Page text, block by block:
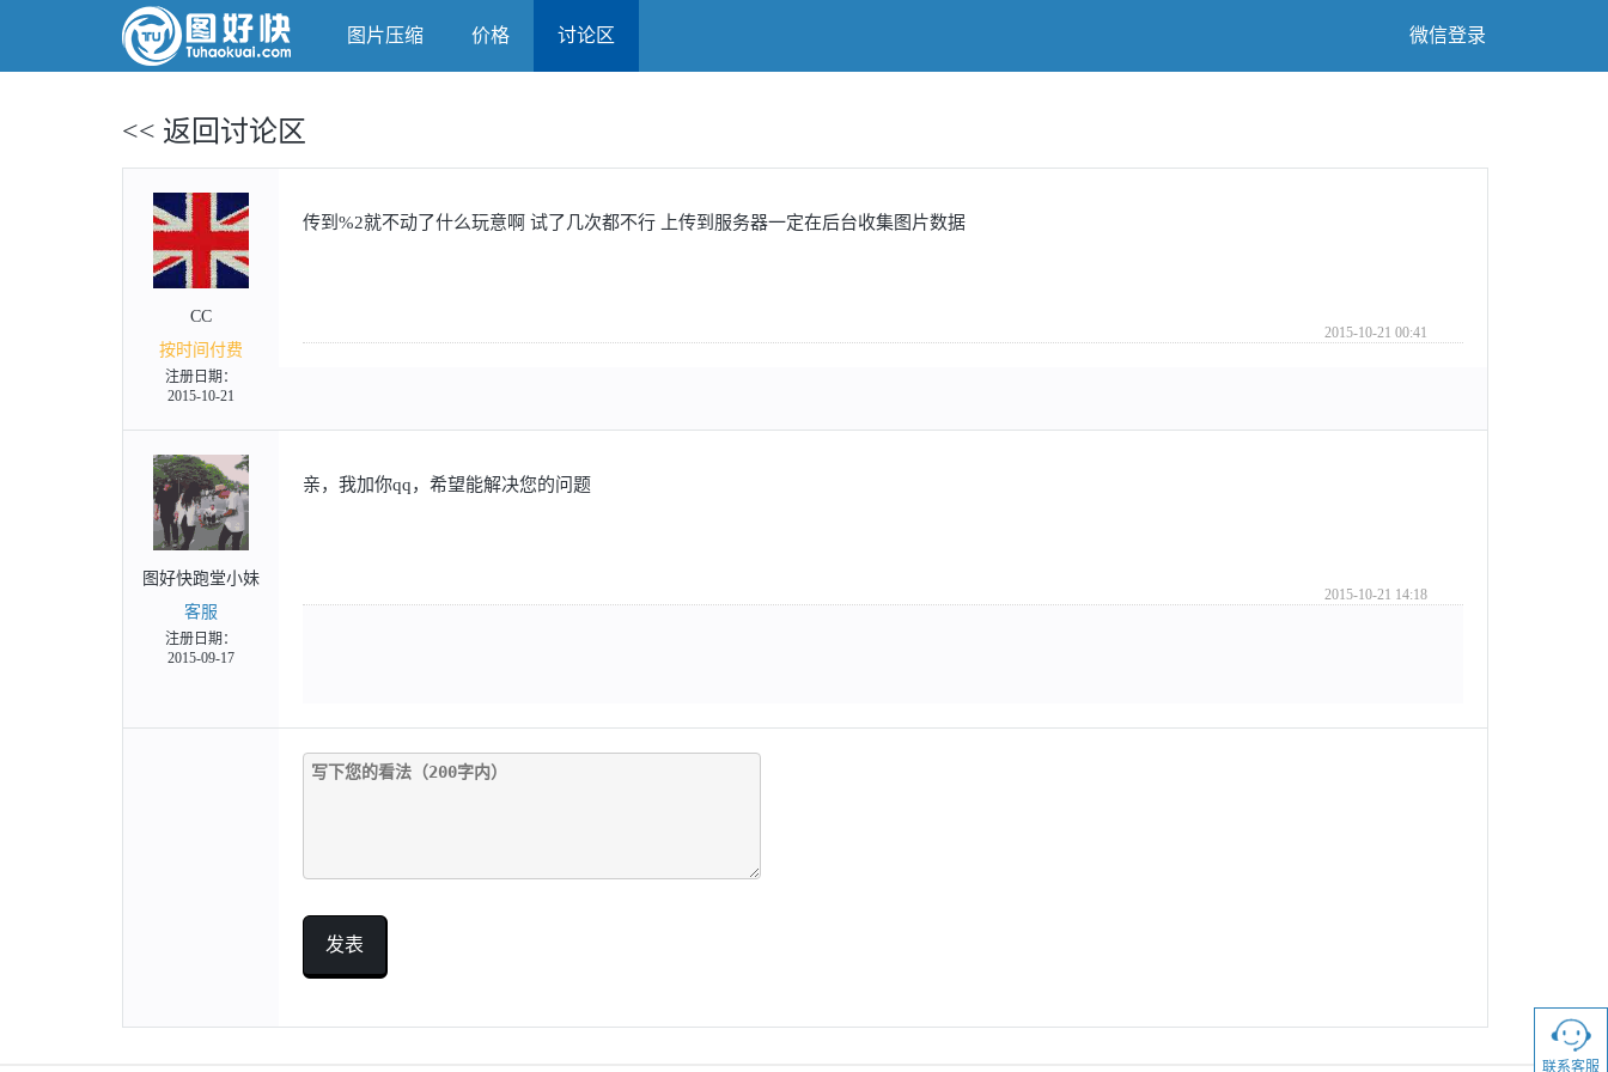
微信登录
图片压缩 价格 讨论区
<< 返回讨论区
CC
按时间付费
注册日期：
2015-10-21
传到%2就不动了什么玩意啊 试了几次都不行 上传到服务器一定在后台收集图片数据
2015-10-21 00:41
图好快跑堂小妹
客服
注册日期：
2015-09-17
亲，我加你qq，希望能解决您的问题
2015-10-21 14:18
发表
联系客服